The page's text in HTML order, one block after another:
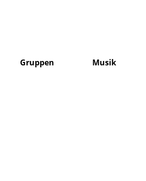
Gruppen Musik